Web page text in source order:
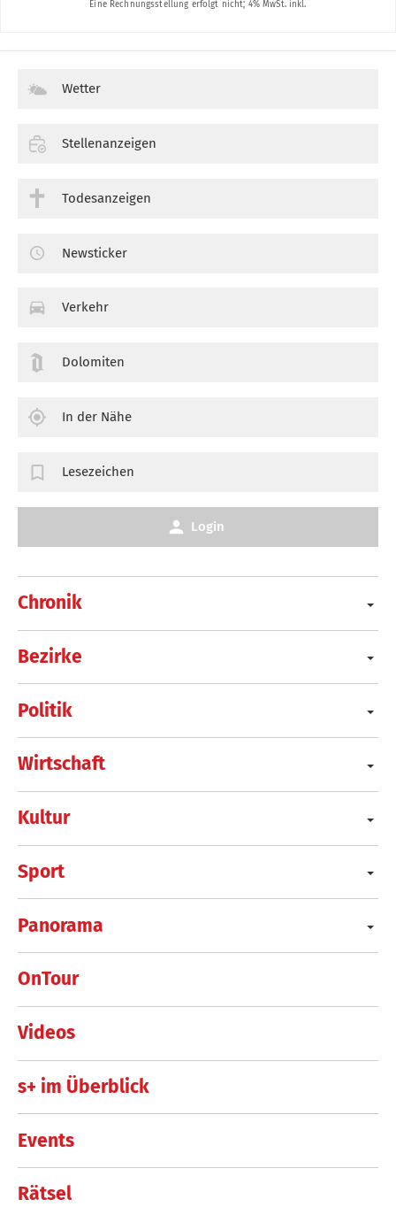
Chronik
Bezirke
Politik
Wirtschaft
Kultur
Sport
Panorama
OnTour
Videos
s+ im Überblick
Events
Rätsel
Wetter
Stellenanzeigen
Todesanzeigen
Newsticker
Verkehr
Dolomiten
In der Nähe
Lesezeichen
Login